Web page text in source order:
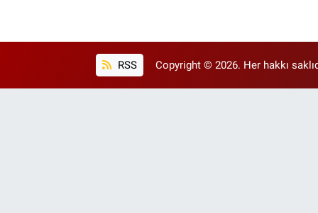
RSS Copyright © 2026. Her hakkı